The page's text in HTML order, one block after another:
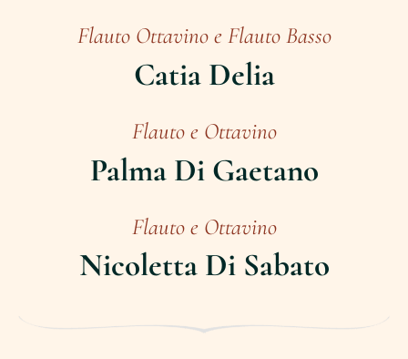
Flauto Ottavino e Flauto Basso
Catia Delia
Flauto e Ottavino
Palma Di Gaetano
Flauto e Ottavino
Nicoletta Di Sabato